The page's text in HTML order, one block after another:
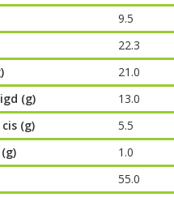
9.5
22.3
21.0
(g)
13.0
(g)
5.5
1.0
55.0